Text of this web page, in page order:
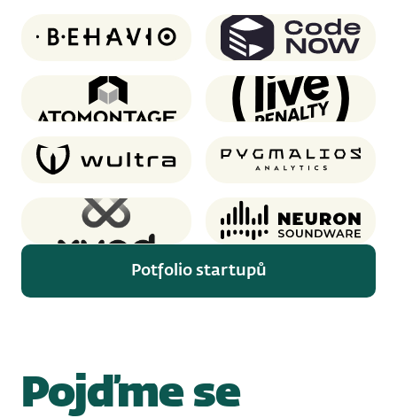
Behavio CodeNOW
Atomontage Live Penalty
Wultra Pygmalios analytics
XUND Neuron Soundware
Potfolio startupů
Pojďme se